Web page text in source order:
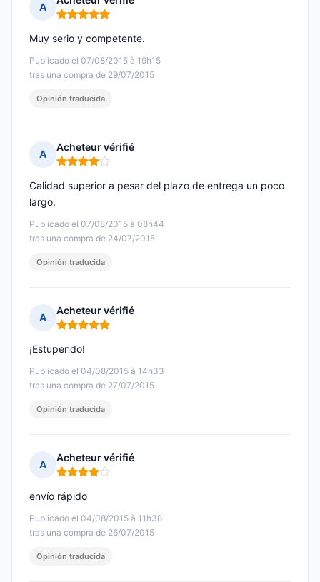
A
Nota: 5 de 5
Publicado el 07/08/2015 à 19h15
tras una compra de 29/07/2015
Muy serio y competente.
Opinión traducida
A
Acheteur vérifié
Nota: 4 de 5
Publicado el 07/08/2015 à 08h44
tras una compra de 24/07/2015
Calidad superior a pesar del plazo de entrega un poco
largo.
Opinión traducida
A
Acheteur vérifié
Nota: 5 de 5
Publicado el 04/08/2015 à 14h33
tras una compra de 27/07/2015
¡Estupendo!
Opinión traducida
A
Acheteur vérifié
Nota: 4 de 5
Publicado el 04/08/2015 à 11h38
tras una compra de 26/07/2015
envío rápido
Opinión traducida